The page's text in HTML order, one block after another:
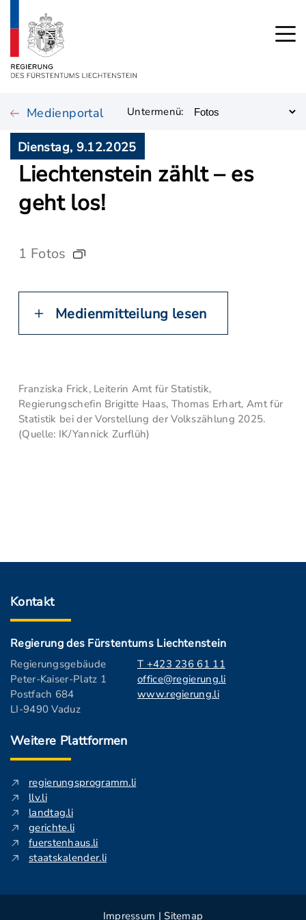
Medienportal Untermenü:
Dienstag, 9.12.2025
Liechtenstein zählt – es
geht los!
1 Fotos
Medienmitteilung lesen
Franziska Frick, Leiterin Amt für Statistik,
Regierungschefin Brigitte Haas, Thomas Erhart, Amt für
Statistik bei der Vorstellung der Volkszählung 2025.
(Quelle: IK/Yannick Zurflüh)
Kontakt
Regierung des Fürstentums Liechtenstein
Regierungsgebäude
Peter-Kaiser-Platz 1
Postfach 684
LI-9490 Vaduz
T +423 236 61 11
office@regierung.li
www.regierung.li
Weitere Plattformen
regierungsprogramm.li
llv.li
landtag.li
gerichte.li
fuerstenhaus.li
staatskalender.li
Impressum | Sitemap